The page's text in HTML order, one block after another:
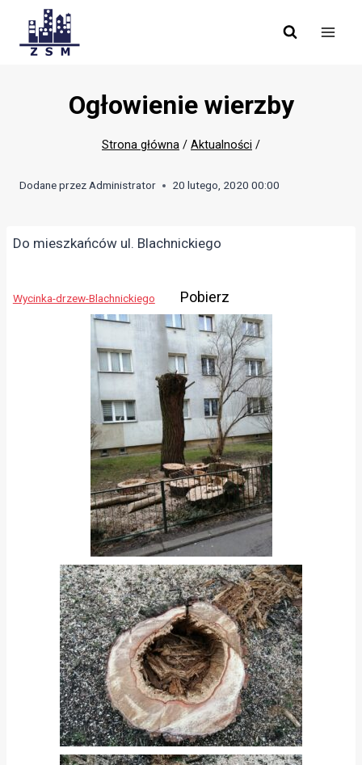
content
Ogłowienie wierzby
Strona główna / Aktualności /
Dodane przezAdministrator 20 lutego, 2020 00:00
Do mieszkańców ul. Blachnickiego
Wycinka-drzew-Blachnickiego Pobierz